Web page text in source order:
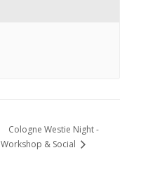
Cologne Westie Night -
Workshop & Social